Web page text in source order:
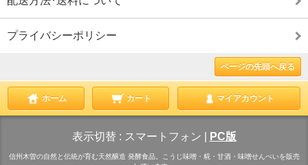
プライバシーポリシー
ページの先頭へ戻る
ホーム カート マイアカウント
表示切替 : スマートフォン PC版
信州木曽の自然と伝統が育む天然醸造 発酵食品。こうじ味噌・糀・甘酒・味噌せんべいを販売